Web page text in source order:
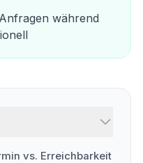
während
vs. Erreichbarkeit